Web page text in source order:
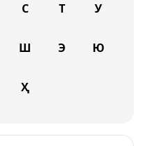
С Т У
Ш Э Ю
Ҳ